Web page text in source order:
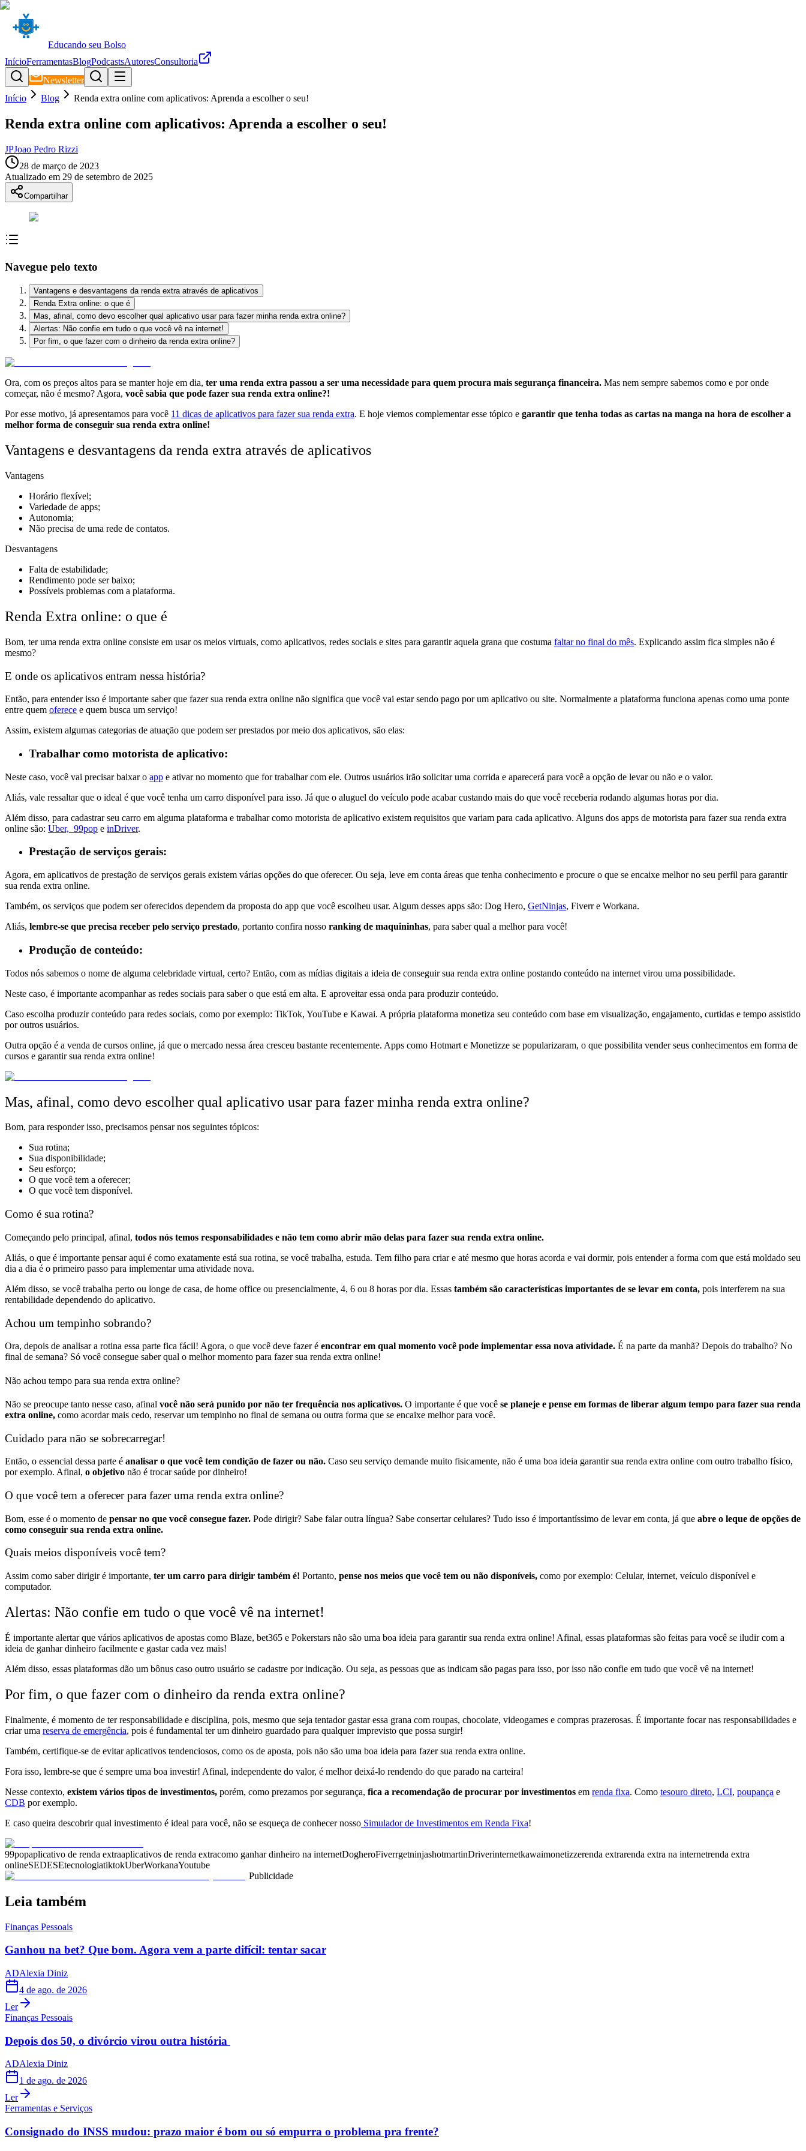
Educando seu Bolso
InícioFerramentasBlogPodcastsAutoresConsultoria
Newsletter
Início
Blog Renda extra online com aplicativos: Aprenda a escolher o seu!
Renda extra online com aplicativos: Aprenda a escolher o seu!
JPJoao Pedro Rizzi
28 de março de 2023
Atualizado em 29 de setembro de 2025
Compartilhar
Navegue pelo texto
Vantagens e desvantagens da renda extra através de aplicativos
Renda Extra online: o que é
Mas, afinal, como devo escolher qual aplicativo usar para fazer minha renda extra online?
Alertas: Não confie em tudo o que você vê na internet!
Por fim, o que fazer com o dinheiro da renda extra online?
Ora, com os preços altos para se manter hoje em dia, ter uma renda extra passou a ser uma necessidade para quem procura mais segurança financeira. Mas nem sempre sabemos como e por onde
começar, não é mesmo? Agora, você sabia que pode fazer sua renda extra online?!
Por esse motivo, já apresentamos para você 11 dicas de aplicativos para fazer sua renda extra. E hoje viemos complementar esse tópico e garantir que tenha todas as cartas na manga na hora de escolher a
melhor forma de conseguir sua renda extra online!
Vantagens e desvantagens da renda extra através de aplicativos
Vantagens
Horário flexível;
Variedade de apps;
Autonomia;
Não precisa de uma rede de contatos.
Desvantagens
Falta de estabilidade;
Rendimento pode ser baixo;
Possíveis problemas com a plataforma.
Renda Extra online: o que é
Bom, ter uma renda extra online consiste em usar os meios virtuais, como aplicativos, redes sociais e sites para garantir aquela grana que costuma faltar no final do mês. Explicando assim fica simples não é
mesmo?
E onde os aplicativos entram nessa história?
Então, para entender isso é importante saber que fazer sua renda extra online não significa que você vai estar sendo pago por um aplicativo ou site. Normalmente a plataforma funciona apenas como uma ponte
entre quem oferece e quem busca um serviço!
Assim, existem algumas categorias de atuação que podem ser prestados por meio dos aplicativos, são elas:
Trabalhar como motorista de aplicativo:
Neste caso, você vai precisar baixar o app e ativar no momento que for trabalhar com ele. Outros usuários irão solicitar uma corrida e aparecerá para você a opção de levar ou não e o valor.
Aliás, vale ressaltar que o ideal é que você tenha um carro disponível para isso. Já que o aluguel do veículo pode acabar custando mais do que você receberia rodando algumas horas por dia.
Além disso, para cadastrar seu carro em alguma plataforma e trabalhar como motorista de aplicativo existem requisitos que variam para cada aplicativo. Alguns dos apps de motorista para fazer sua renda extra
online são: Uber, 99pop e inDriver.
Prestação de serviços gerais:
Agora, em aplicativos de prestação de serviços gerais existem várias opções do que oferecer. Ou seja, leve em conta áreas que tenha conhecimento e procure o que se encaixe melhor no seu perfil para garantir
sua renda extra online.
Também, os serviços que podem ser oferecidos dependem da proposta do app que você escolheu usar. Algum desses apps são: Dog Hero, GetNinjas, Fiverr e Workana.
Aliás, lembre-se que precisa receber pelo serviço prestado, portanto confira nosso ranking de maquininhas, para saber qual a melhor para você!
Produção de conteúdo:
Todos nós sabemos o nome de alguma celebridade virtual, certo? Então, com as mídias digitais a ideia de conseguir sua renda extra online postando conteúdo na internet virou uma possibilidade.
Neste caso, é importante acompanhar as redes sociais para saber o que está em alta. E aproveitar essa onda para produzir conteúdo.
Caso escolha produzir conteúdo para redes sociais, como por exemplo: TikTok, YouTube e Kawai. A própria plataforma monetiza seu conteúdo com base em visualização, engajamento, curtidas e tempo assistido
por outros usuários.
Outra opção é a venda de cursos online, já que o mercado nessa área cresceu bastante recentemente. Apps como Hotmart e Monetizze se popularizaram, o que possibilita vender seus conhecimentos em forma de
cursos e garantir sua renda extra online!
Mas, afinal, como devo escolher qual aplicativo usar para fazer minha renda extra online?
Bom, para responder isso, precisamos pensar nos seguintes tópicos:
Sua rotina;
Sua disponibilidade;
Seu esforço;
O que você tem a oferecer;
O que você tem disponível.
Como é sua rotina?
Começando pelo principal, afinal, todos nós temos responsabilidades e não tem como abrir mão delas para fazer sua renda extra online.
Aliás, o que é importante pensar aqui é como exatamente está sua rotina, se você trabalha, estuda. Tem filho para criar e até mesmo que horas acorda e vai dormir, pois entender a forma com que está moldado seu
dia a dia é o primeiro passo para implementar uma atividade nova.
Além disso, se você trabalha perto ou longe de casa, de home office ou presencialmente, 4, 6 ou 8 horas por dia. Essas também são características importantes de se levar em conta, pois interferem na sua
rentabilidade dependendo do aplicativo.
Achou um tempinho sobrando?
Ora, depois de analisar a rotina essa parte fica fácil! Agora, o que você deve fazer é encontrar em qual momento você pode implementar essa nova atividade. É na parte da manhã? Depois do trabalho? No
final de semana? Só você consegue saber qual o melhor momento para fazer sua renda extra online!
Não achou tempo para sua renda extra online?
Não se preocupe tanto nesse caso, afinal você não será punido por não ter frequência nos aplicativos. O importante é que você se planeje e pense em formas de liberar algum tempo para fazer sua renda
extra online, como acordar mais cedo, reservar um tempinho no final de semana ou outra forma que se encaixe melhor para você.
Cuidado para não se sobrecarregar!
Então, o essencial dessa parte é analisar o que você tem condição de fazer ou não. Caso seu serviço demande muito fisicamente, não é uma boa ideia garantir sua renda extra online com outro trabalho físico,
por exemplo. Afinal, o objetivo não é trocar saúde por dinheiro!
O que você tem a oferecer para fazer uma renda extra online?
Bom, esse é o momento de pensar no que você consegue fazer. Pode dirigir? Sabe falar outra língua? Sabe consertar celulares? Tudo isso é importantíssimo de levar em conta, já que abre o leque de opções de
como conseguir sua renda extra online.
Quais meios disponíveis você tem?
Assim como saber dirigir é importante, ter um carro para dirigir também é! Portanto, pense nos meios que você tem ou não disponíveis, como por exemplo: Celular, internet, veículo disponível e
computador.
Alertas: Não confie em tudo o que você vê na internet!
É importante alertar que vários aplicativos de apostas como Blaze, bet365 e Pokerstars não são uma boa ideia para garantir sua renda extra online! Afinal, essas plataformas são feitas para você se iludir com a
ideia de ganhar dinheiro facilmente e gastar cada vez mais!
Além disso, essas plataformas dão um bônus caso outro usuário se cadastre por indicação. Ou seja, as pessoas que as indicam são pagas para isso, por isso não confie em tudo que você vê na internet!
Por fim, o que fazer com o dinheiro da renda extra online?
Finalmente, é momento de ter responsabilidade e disciplina, pois, mesmo que seja tentador gastar essa grana com roupas, chocolate, videogames e compras prazerosas. É importante focar nas responsabilidades e
criar uma reserva de emergência, pois é fundamental ter um dinheiro guardado para qualquer imprevisto que possa surgir!
Também, certifique-se de evitar aplicativos tendenciosos, como os de aposta, pois não são uma boa ideia para fazer sua renda extra online.
Fora isso, lembre-se que é sempre uma boa investir! Afinal, independente do valor, é melhor deixá-lo rendendo do que parado na carteira!
Nesse contexto, existem vários tipos de investimentos, porém, como prezamos por segurança, fica a recomendação de procurar por investimentos em renda fixa. Como tesouro direto, LCI, poupança e
CDB por exemplo.
E caso queira descobrir qual investimento é ideal para você, não se esqueça de conhecer nosso Simulador de Investimentos em Renda Fixa!
99popaplicativo de renda extraaplicativos de renda extracomo ganhar dinheiro na internetDogheroFiverrgetninjashotmartinDriverinternetkawaimonetizzerenda extrarenda extra na internetrenda extra
onlineSEDESEtecnologiatiktokUberWorkanaYoutube
Publicidade
Leia também
Finanças Pessoais
Ganhou na bet? Que bom. Agora vem a parte difícil: tentar sacar
ADAlexia Diniz
4 de ago. de 2026
Ler
Finanças Pessoais
Depois dos 50, o divórcio virou outra história
ADAlexia Diniz
1 de ago. de 2026
Ler
Ferramentas e Serviços
Consignado do INSS mudou: prazo maior é bom ou só empurra o problema pra frente?